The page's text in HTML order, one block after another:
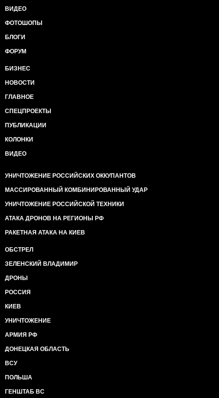
ВИДЕО
ФОТОШОПЫ
БЛОГИ
ФОРУМ
БИЗНЕС
НОВОСТИ
ГЛАВНОЕ
СПЕЦПРОЕКТЫ
ПУБЛИКАЦИИ
КОЛОНКИ
ВИДЕО
УНИЧТОЖЕНИЕ РОССИЙСКИХ ОККУПАНТОВ
МАССИРОВАННЫЙ КОМБИНИРОВАННЫЙ УДАР
УНИЧТОЖЕНИЕ РОССИЙСКОЙ ТЕХНИКИ
АТАКА ДРОНОВ НА РЕГИОНЫ РФ
РАКЕТНАЯ АТАКА НА КИЕВ
ОБСТРЕЛ
ЗЕЛЕНСКИЙ ВЛАДИМИР
ДРОНЫ
РОССИЯ
КИЕВ
УНИЧТОЖЕНИЕ
АРМИЯ РФ
ДОНЕЦКАЯ ОБЛАСТЬ
ВСУ
ПОЛЬША
ГЕНШТАБ ВС